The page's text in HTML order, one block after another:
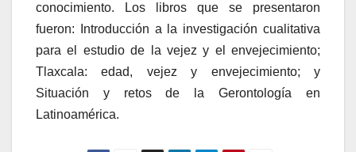
conocimiento. Los libros que se presentaron
fueron: Introducción a la investigación cualitativa
para el estudio de la vejez y el envejecimiento;
Tlaxcala: edad, vejez y envejecimiento; y
Situación y retos de la Gerontología en
Latinoamérica.